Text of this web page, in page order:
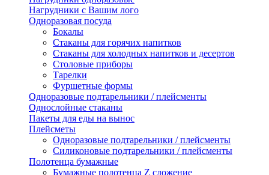
Нагрудники с Вашим лого
Одноразовая посуда
Бокалы
Стаканы для горячих напитков
Стаканы для холодных напитков и десертов
Столовые приборы
Тарелки
Фуршетные формы
Одноразовые подтарельники / плейсменты
Однослойные стаканы
Пакеты для еды на вынос
Плейсметы
Одноразовые подтарельники / плейсменты
Силиконовые подтарельники / плейсменты
Полотенца бумажные
Бумажные полотенца Z сложение